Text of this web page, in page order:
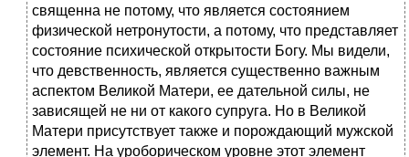
священна не потому, что является состоянием
физической нетронутости, а потому, что представляет
состояние психической открытости Богу. Мы видели,
что девственность, является существенно важным
аспектом Великой Матери, ее дательной силы, не
зависящей не ни от какого супруга. Но в Великой
Матери присутствует также и порождающий мужской
элемент. На уроборическом уровне этот элемент